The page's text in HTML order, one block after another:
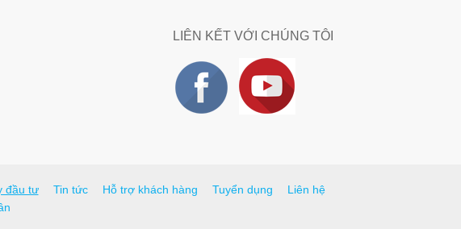
LIÊN KẾT VỚI CHÚNG TÔI
đầu tư Tin tức Hỗ trợ khách hàng Tuyển dụng
Liên hệ